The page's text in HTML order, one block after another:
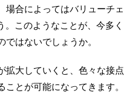
場合によってはバリューチェ
このようなことが、今多く
はないでしょうか。
拡大していくと、色々な接点
とが可能になってきます。